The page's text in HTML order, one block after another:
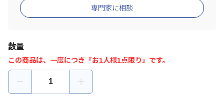
専門家に相談
数量
この商品は、一度につき「お1人様1点限り」です。